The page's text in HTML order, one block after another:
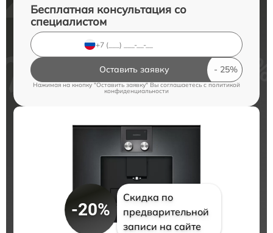
Бесплатная консультация со
специалистом
Оставить заявку
Нажимая на кнопку "Оставить заявку" Вы соглашаетесь c политикой
конфиденциальности
-20%
Скидка по
предварительной
записи на сайте